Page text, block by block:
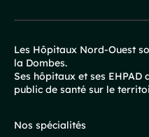
Pied
de
page
Les Hôpitaux Nord-Ouest
la Dombes.
Ses hôpitaux et ses
public de santé sur le
Nos spécialités